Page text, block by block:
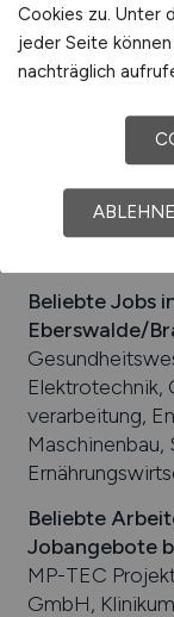
Eberswalder
Finow
Niederfinow,
Brandenburg,
Melchow,
Universitäten/
Beliebte Jobs
Eberswalde/
Elektrotechnik,
verarbeitung,
Maschinenbau,
Beliebte
Jobangebote
MP-TEC
GmbH,
Cookies zu. Unter
jeder Seite
nachträglich